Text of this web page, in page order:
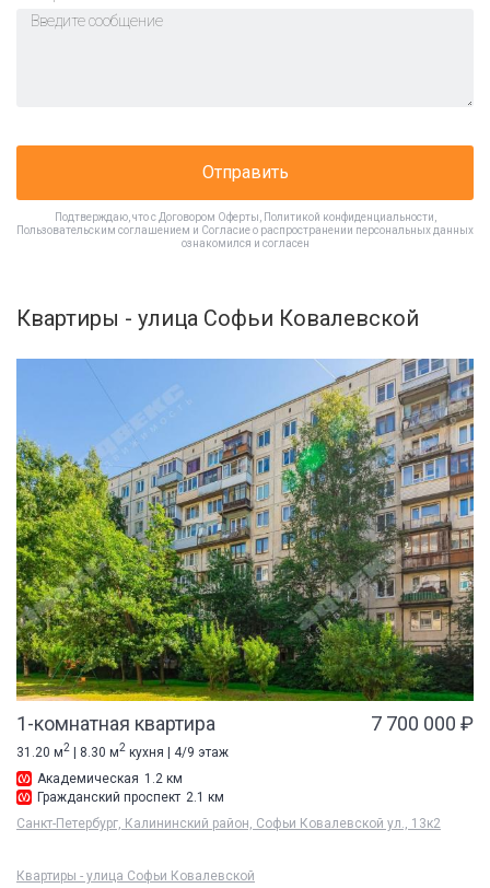
Отправить
Подтверждаю, что с Договором Оферты Политикой конфиденциальности
Пользовательским соглашением и Согласие о распространении персональных данных
ознакомился и согласен
Квартиры - улица Софьи Ковалевской
1-комнатная квартира 7 700 000 ₽
31.20 м2 | 8.30 м2 кухня | 4/9 этаж
Академическая 1.2 км
Гражданский проспект 2.1 км
Санкт-Петербург, Калининский район, Софьи Ковалевской ул., 13к2
Квартиры - улица Софьи Ковалевской